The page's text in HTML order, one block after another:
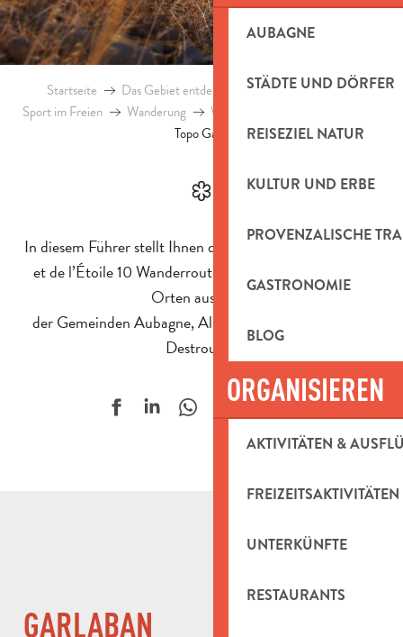
AUBAGNE
STÄDTE UND DÖRFER
REISEZIEL NATUR
KULTUR UND ERBE
PROVENZALISCHE
GASTRONOMIE
BLOG
ORGANISIEREN
AKTIVITÄTEN &
FREIZEITSAKTIVITÄTEN
UNTERKÜNFTE
RESTAURANTS
Startseite Das Gebiet entdecken
Natürliches Erbe
Sport im Freien
Wanderung Wanderrouten
Topo Garlaban
In diesem Führer stellt Ihnen die Region Pays d’Aubagne
et de l’Étoile 10 Wanderrouten vor, die von folgenden
Orten ausgehen
der Gemeinden Aubagne, Allauch, Roquevaire und La
Destrousse.
Ajouter aux
GARLABAN